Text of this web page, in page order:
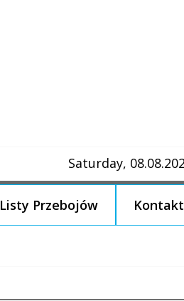
Saturday,
Listy Przebojów Kontakt